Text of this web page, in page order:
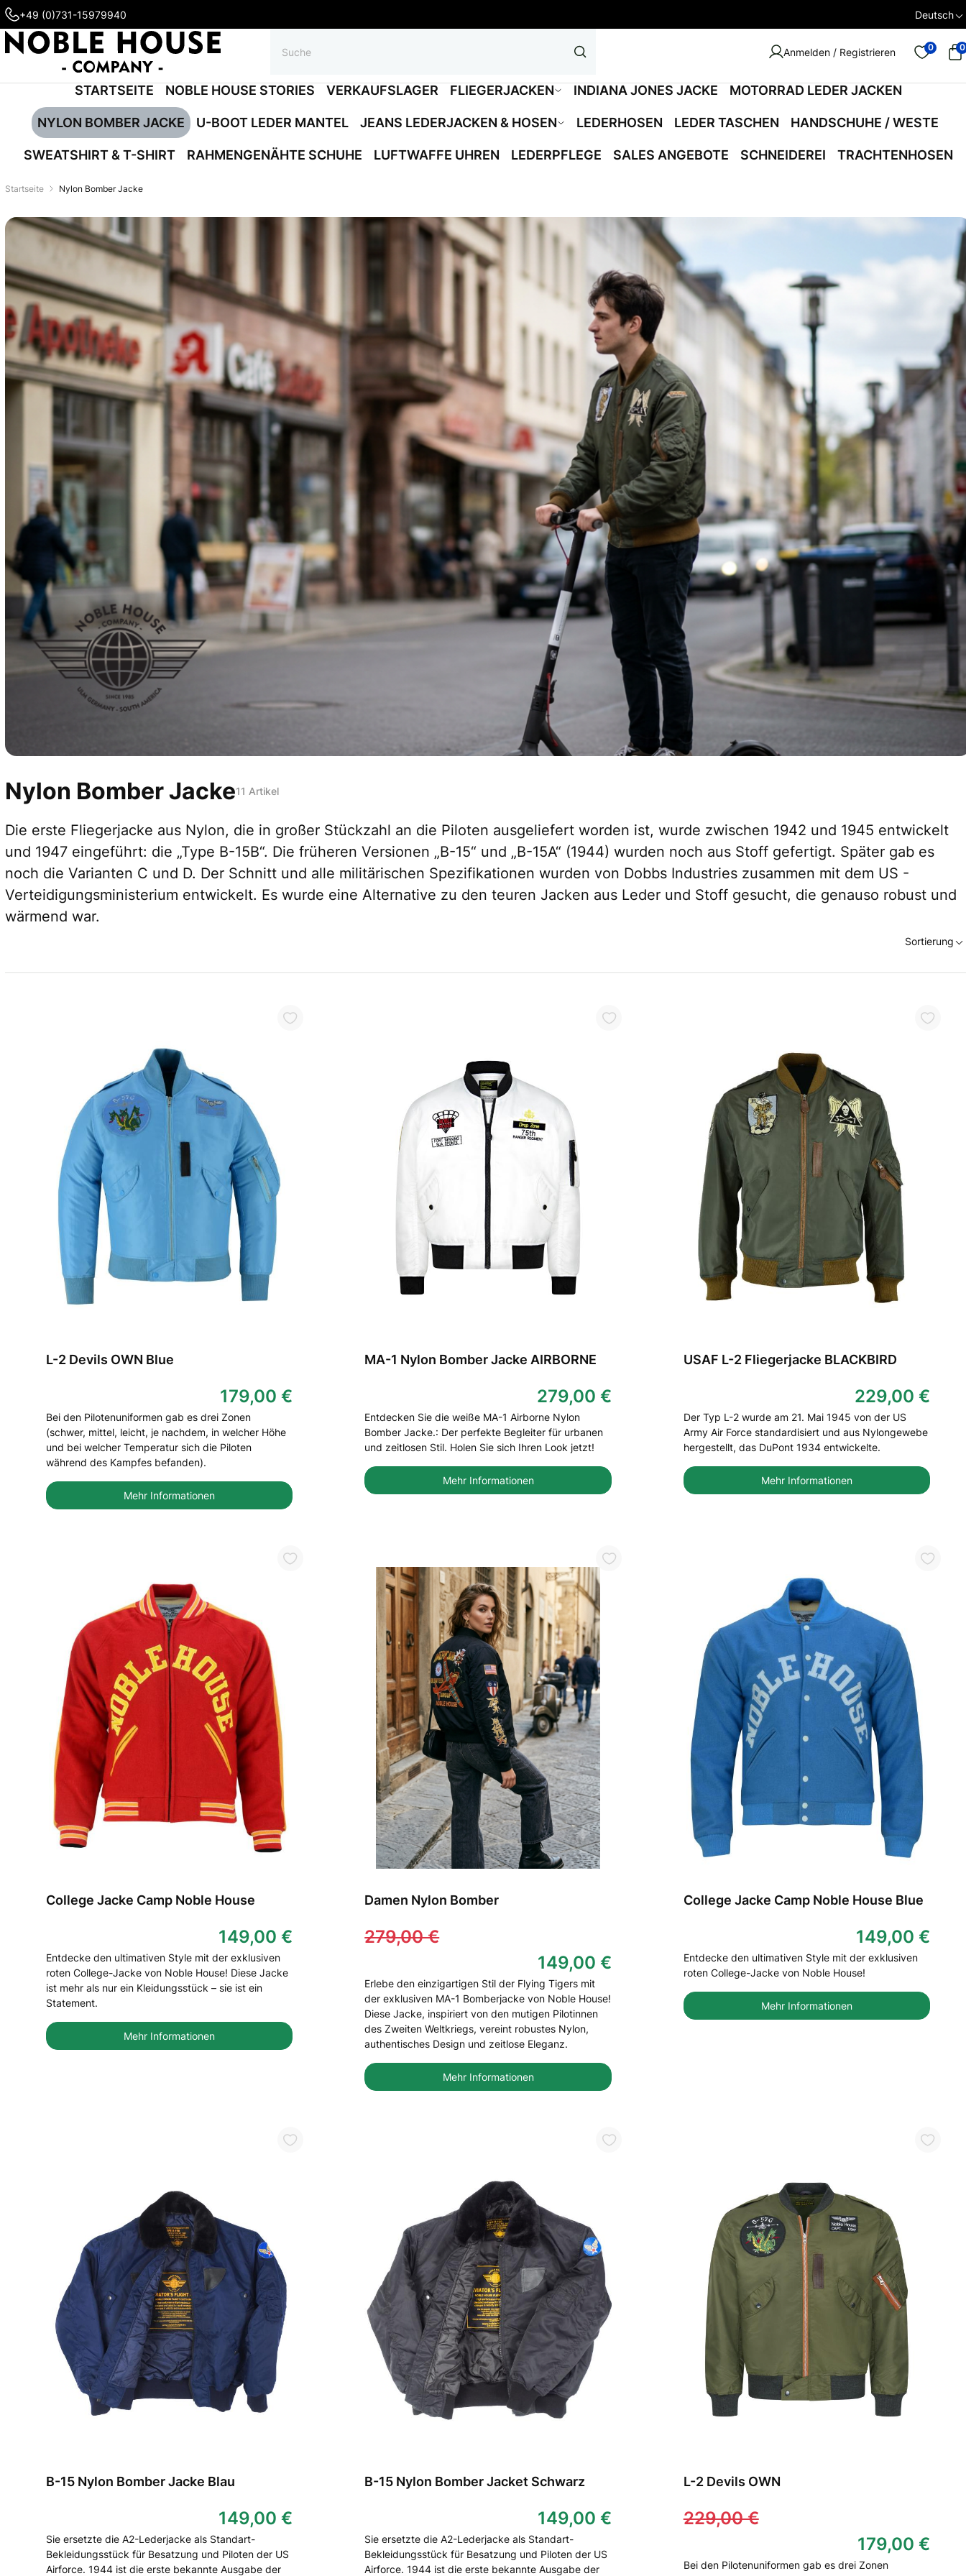
+49 (0)731-15979940 Deutsch
Anmelden / Registrieren 0 0
STARTSEITE NOBLE HOUSE STORIES VERKAUFSLAGER FLIEGERJACKEN INDIANA JONES JACKE MOTORRAD LEDER JACKEN
NYLON BOMBER JACKE U-BOOT LEDER MANTEL JEANS LEDERJACKEN & HOSEN LEDERHOSEN LEDER TASCHEN HANDSCHUHE / WESTE
SWEATSHIRT & T-SHIRT RAHMENGENÄHTE SCHUHE LUFTWAFFE UHREN LEDERPFLEGE SALES ANGEBOTE SCHNEIDEREI TRACHTENHOSEN
Startseite Nylon Bomber Jacke
Nylon Bomber Jacke11 Artikel
Die erste Fliegerjacke aus Nylon, die in großer Stückzahl an die Piloten ausgeliefert worden ist, wurde zwischen 1942 und 1945 entwickelt
und 1947 eingeführt: die „Type B-15B“. Die früheren Versionen „B-15“ und „B-15A“ (1944) wurden noch aus Stoff gefertigt. Später gab es
noch die Varianten C und D. Der Schnitt und alle militärischen Spezifikationen wurden von Dobbs Industries zusammen mit dem US -
Verteidigungsministerium entwickelt. Es wurde eine Alternative zu den teuren Jacken aus Leder und Stoff gesucht, die genauso robust und
wärmend war.
Sortierung
L-2 Devils OWN Blue
179,00 €
Bei den Pilotenuniformen gab es drei Zonen
(schwer, mittel, leicht, je nachdem, in welcher Höhe
und bei welcher Temperatur sich die Piloten
während des Kampfes befanden).
Mehr Informationen
MA-1 Nylon Bomber Jacke AIRBORNE
279,00 €
Entdecken Sie die weiße MA-1 Airborne Nylon
Bomber Jacke.: Der perfekte Begleiter für urbanen
und zeitlosen Stil. Holen Sie sich Ihren Look jetzt!
Mehr Informationen
USAF L-2 Fliegerjacke BLACKBIRD
229,00 €
Der Typ L-2 wurde am 21. Mai 1945 von der US
Army Air Force standardisiert und aus Nylongewebe
hergestellt, das DuPont 1934 entwickelte.
Mehr Informationen
College Jacke Camp Noble House
149,00 €
Entdecke den ultimativen Style mit der exklusiven
roten College-Jacke von Noble House! Diese Jacke
ist mehr als nur ein Kleidungsstück – sie ist ein
Statement.
Mehr Informationen
Damen Nylon Bomber
279,00 €
149,00 €
Erlebe den einzigartigen Stil der Flying Tigers mit
der exklusiven MA-1 Bomberjacke von Noble House!
Diese Jacke, inspiriert von den mutigen Pilotinnen
des Zweiten Weltkriegs, vereint robustes Nylon,
authentisches Design und zeitlose Eleganz.
Mehr Informationen
College Jacke Camp Noble House Blue
149,00 €
Entdecke den ultimativen Style mit der exklusiven
roten College-Jacke von Noble House!
Mehr Informationen
B-15 Nylon Bomber Jacke Blau
149,00 €
Sie ersetzte die A2-Lederjacke als Standart-
Bekleidungsstück für Besatzung und Piloten der US
Airforce. 1944 ist die erste bekannte Ausgabe der
B-15 Nylon Bomber Jacket Schwarz
149,00 €
Sie ersetzte die A2-Lederjacke als Standart-
Bekleidungsstück für Besatzung und Piloten der US
Airforce. 1944 ist die erste bekannte Ausgabe der
L-2 Devils OWN
229,00 €
179,00 €
Bei den Pilotenuniformen gab es drei Zonen